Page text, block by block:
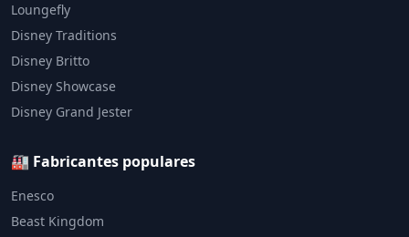
Loungefly
Disney Traditions
Disney Britto
Disney Showcase
Disney Grand Jester
🏭 Fabricantes populares
Enesco
Beast Kingdom